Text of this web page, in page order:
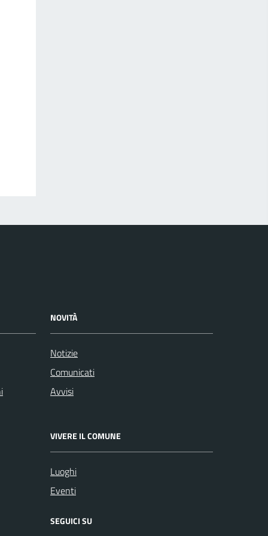
NOVITÀ
Notizie
Comunicati
Avvisi
VIVERE IL COMUNE
Luoghi
Eventi
SEGUICI SU